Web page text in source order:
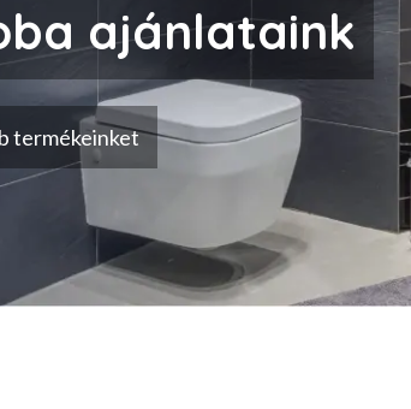
ajánlataink
termékeinket